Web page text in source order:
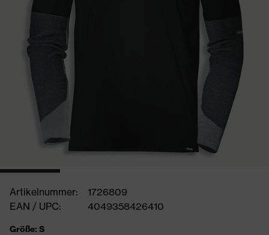
Artikelnummer:
1726809
EAN / UPC:
4049358426410
Größe: S